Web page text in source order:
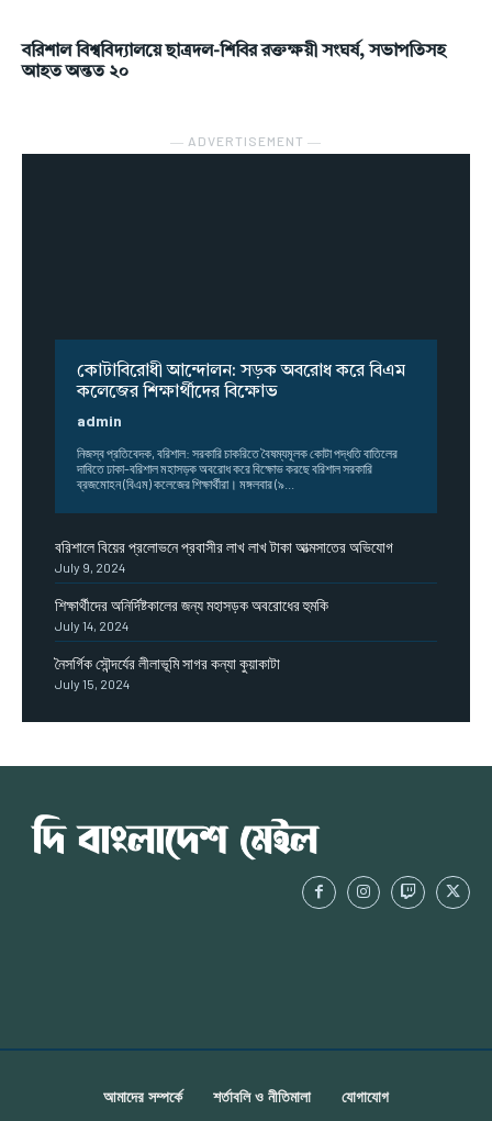
বরিশাল বিশ্ববিদ্যালয়ে ছাত্রদল-শিবির রক্তক্ষয়ী সংঘর্ষ, সভাপতিসহ
আহত অন্তত ২০
― ADVERTISEMENT ―
কোটাবিরোধী আন্দোলন: সড়ক অবরোধ করে বিএম
কলেজের শিক্ষার্থীদের বিক্ষোভ
admin
নিজস্ব প্রতিবেদক, বরিশাল: সরকারি চাকরিতে বৈষম্যমূলক কোটা পদ্ধতি বাতিলের
দাবিতে ঢাকা-বরিশাল মহাসড়ক অবরোধ করে বিক্ষোভ করছে বরিশাল সরকারি
ব্রজমোহন (বিএম) কলেজের শিক্ষার্থীরা। মঙ্গলবার (৯...
বরিশালে বিয়ের প্রলোভনে প্রবাসীর লাখ লাখ টাকা আত্মসাতের অভিযোগ
July 9, 2024
শিক্ষার্থীদের অনির্দিষ্টকালের জন্য মহাসড়ক অবরোধের হুমকি
July 14, 2024
নৈসর্গিক সৌন্দর্যের লীলাভূমি সাগর কন্যা কুয়াকাটা
July 15, 2024
আমাদের সম্পর্কে শর্তাবলি ও নীতিমালা যোগাযোগ